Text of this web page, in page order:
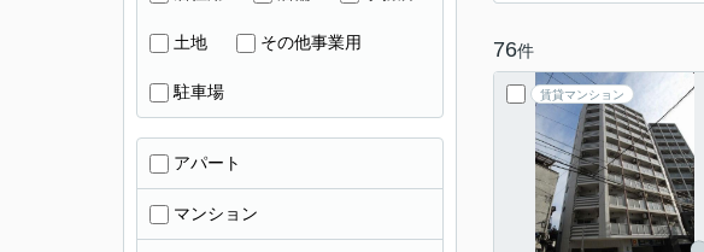
76件
賃貸マンション
土地 その他事業用
駐車場
アパート
マンション